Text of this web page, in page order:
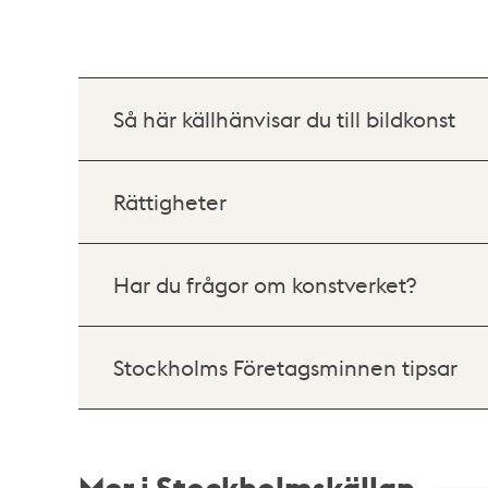
Så här källhänvisar du till bildkonst
Rättigheter
Har du frågor om konstverket?
Stockholms Företagsminnen tipsar